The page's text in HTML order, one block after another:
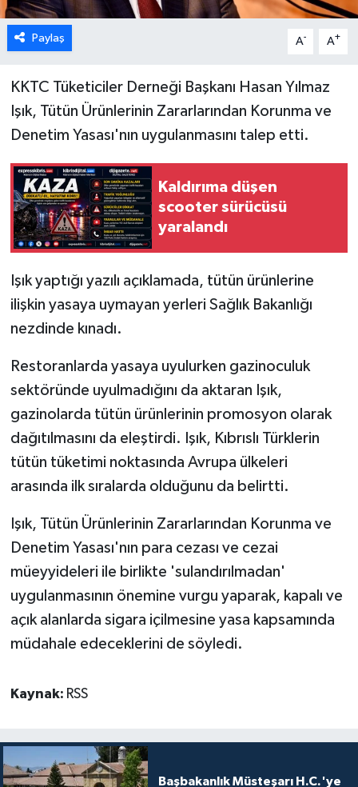
Paylaş A- A+
KKTC Tüketiciler Derneği Başkanı Hasan Yılmaz
Işık, Tütün Ürünlerinin Zararlarından Korunma ve
Denetim Yasası'nın uygulanmasını talep etti.
Kaldırıma düşen
scooter sürücüsü
yaralandı
Işık yaptığı yazılı açıklamada, tütün ürünlerine
ilişkin yasaya uymayan yerleri Sağlık Bakanlığı
nezdinde kınadı.
Restoranlarda yasaya uyulurken gazinoculuk
sektöründe uyulmadığını da aktaran Işık,
gazinolarda tütün ürünlerinin promosyon olarak
dağıtılmasını da eleştirdi. Işık, Kıbrıslı Türklerin
tütün tüketimi noktasında Avrupa ülkeleri
arasında ilk sıralarda olduğunu da belirtti.
Işık, Tütün Ürünlerinin Zararlarından Korunma ve
Denetim Yasası'nın para cezası ve cezai
müeyyideleri ile birlikte 'sulandırılmadan'
uygulanmasının önemine vurgu yaparak, kapalı ve
açık alanlarda sigara içilmesine yasa kapsamında
müdahale edeceklerini de söyledi.
Kaynak: RSS
Başbakanlık Müsteşarı H.C.'ye
İÇ HABERLER
KÜLTÜR SANAT
LAPTA
LEFKOŞA
MAGAZİN
Nöbetçi Eczaneler
SAĞLIK
SPOR
TATLISU
TEKNOLOJİ
YAŞAM